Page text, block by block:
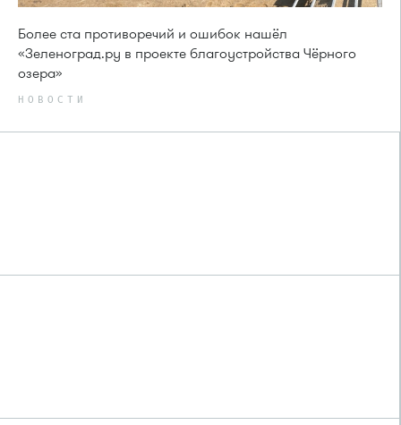
Более ста противоречий и ошибок нашёл
«Зеленоград.ру в проекте благоустройства Чёрного
озера»
НОВОСТИ